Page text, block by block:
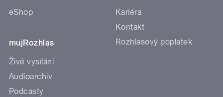
eShop
mujRozhlas
Živé vysílání
Audioarchiv
Podcasty
Kariéra
Kontakt
Rozhlasový poplatek